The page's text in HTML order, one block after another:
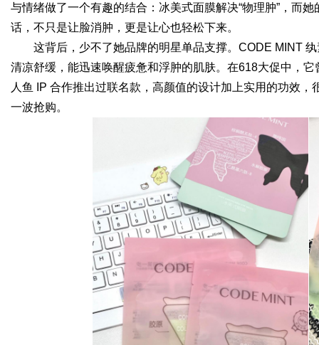
与情绪做了一个有趣的结合：冰美式面膜解决“物理肿”，而
话，不只是让脸消肿，更是让心也轻松下来。
这背后，少不了她品牌的明星单品支撑。CODE MINT
清凉舒缓，能迅速唤醒疲惫和浮肿的肌肤。在618大促中，
人鱼 IP 合作推出过联名款，高颜值的设计加上实用的功效
一波抢购。